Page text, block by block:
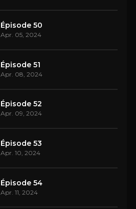
Épisode 50
Apr. 05, 2024
Épisode 51
Apr. 08, 2024
Épisode 52
Apr. 09, 2024
Épisode 53
Apr. 10, 2024
Épisode 54
Apr. 11, 2024